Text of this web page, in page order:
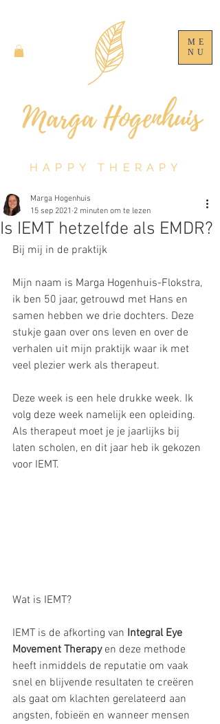
ME
NU
HAPPY THERAPY
Is IEMT hetzelfde als EMDR?
Marga Hogenhuis
15 sep 2021 2 minuten om te lezen
Bij mij in de praktijk
Mijn naam is Marga Hogenhuis-Flokstra,
ik ben 50 jaar, getrouwd met Hans en
samen hebben we drie dochters. Deze
stukje gaan over ons leven en over de
verhalen uit mijn praktijk waar ik met
veel plezier werk als therapeut.
Deze week is een hele drukke week. Ik
volg deze week namelijk een opleiding.
Als therapeut moet je je jaarlijks bij
laten scholen, en dit jaar heb ik gekozen
voor IEMT.
Wat is IEMT?
IEMT is de afkorting van Integral Eye
Movement Therapy en deze methode
heeft inmiddels de reputatie om vaak
snel en blijvende resultaten te creëren
als gaat om klachten gerelateerd aan
angsten, fobieën en wanneer mensen